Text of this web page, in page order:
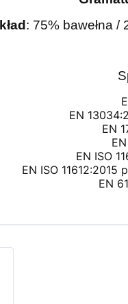
: 75% bawełna /
EN
EN
EN ISO
EN ISO 11612:2015
EN